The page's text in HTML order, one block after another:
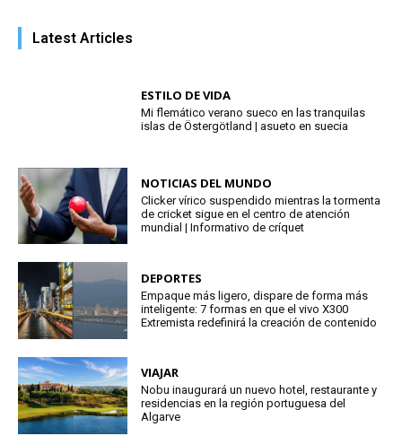
Latest Articles
ESTILO DE VIDA
Mi flemático verano sueco en las tranquilas
islas de Östergötland | asueto en suecia
NOTICIAS DEL MUNDO
Clicker vírico suspendido mientras la tormenta
de cricket sigue en el centro de atención
mundial | Informativo de críquet
DEPORTES
Empaque más ligero, dispare de forma más
inteligente: 7 formas en que el vivo X300
Extremista redefinirá la creación de contenido
VIAJAR
Nobu inaugurará un nuevo hotel, restaurante y
residencias en la región portuguesa del
Algarve